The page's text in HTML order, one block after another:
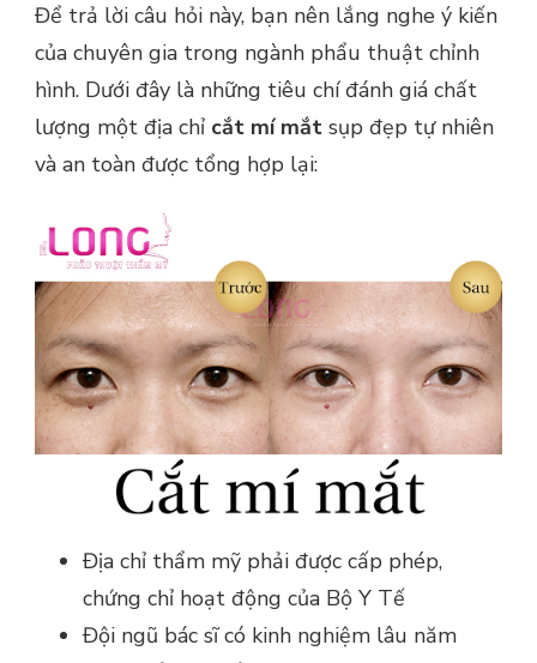
Để trả lời câu hỏi này, bạn nên lắng nghe ý kiến
của chuyên gia trong ngành phẩu thuật chỉnh
hình. Dưới đây là những tiêu chí đánh giá chất
lượng một địa chỉ cắt mí mắt sụp đẹp tự nhiên
và an toàn được tổng hợp lại:
Địa chỉ thẩm mỹ phải được cấp phép,
chứng chỉ hoạt động của Bộ Y Tế
Đội ngũ bác sĩ có kinh nghiệm lâu năm